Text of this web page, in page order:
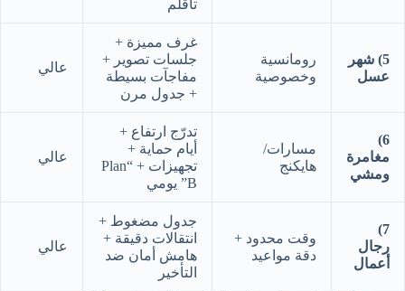
تأقلم
5) شهر
عسل
رومانسية
وخصوصية
غرف مميزة +
جلسات تصوير +
مفاجآت بسيطة
+ جدول مرن
عالي
6)
مغامرة
ومشي
مسارات/
هايكنج
تدرّج ارتفاع +
أيام حماية +
تجهيزات + “Plan
B” يومي
عالي
7)
رجال
أعمال
وقت محدود +
دقة مواعيد
جدول مضغوط +
انتقالات دقيقة +
هامش أمان ضد
التأخير
عالي